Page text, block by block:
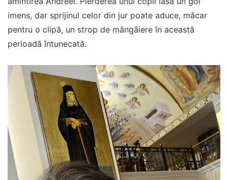
imens, dar sprijinul celor din jur poate aduce, măcar
pentru o clipă, un strop de mângâiere în această
perioadă întunecată.